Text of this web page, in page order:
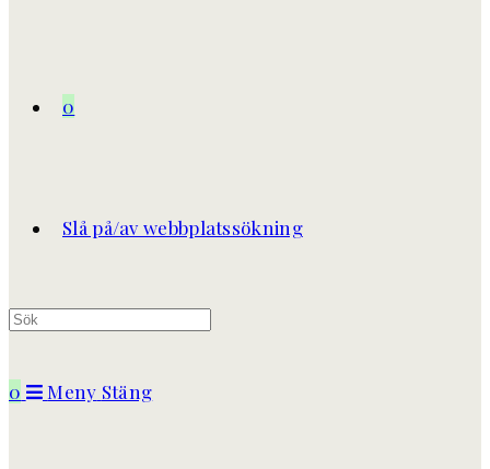
0
Slå på/av webbplatssökning
0 Meny Stäng